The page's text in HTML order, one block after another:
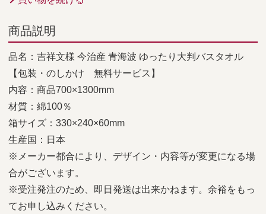
商品説明
品名：吉祥文様 今治産 青海波 ゆったり大判バスタオル
【包装・のしかけ 無料サービス】
内容：商品700×1300mm
材質：綿100％
箱サイズ：330×240×60mm
生産国：日本
※メーカー都合により、デザイン・内容等が変更になる場
合がございます。
※受注発注のため、即日発送は出来かねます。余裕をもっ
てお申し込みください。